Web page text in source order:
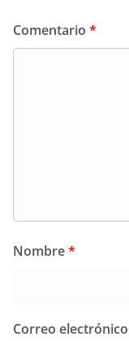
Comentario *
Nombre*
Correo electrónico